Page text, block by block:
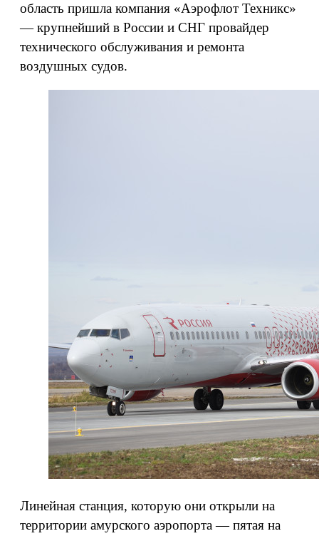
область пришла компания «Аэрофлот Техникс»
— крупнейший в России и СНГ провайдер
технического обслуживания и ремонта
воздушных судов.
Линейная станция, которую они открыли на
территории амурского аэропорта — пятая на